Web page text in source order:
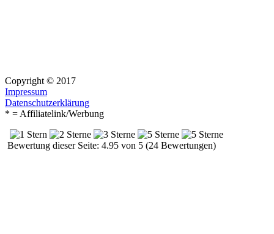
Copyright © 2017
Impressum
Datenschutzerklärung
* = Affiliatelink/Werbung
Bewertung dieser Seite: 4.95 von 5 (24 Bewertungen)